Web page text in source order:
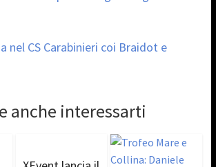
nel CS Carabinieri coi Braidot e
anche interessarti